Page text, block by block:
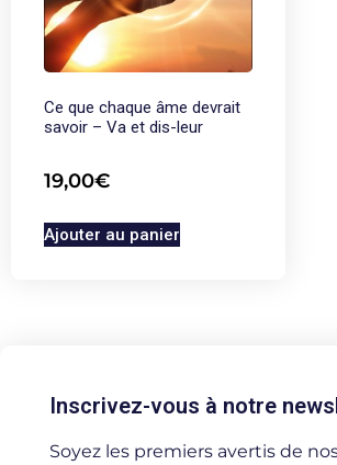
Ce que chaque âme devrait
savoir – Va et dis-leur
19,00€
Ajouter au panier
Inscrivez-vous à notre
Soyez les premiers avertis de